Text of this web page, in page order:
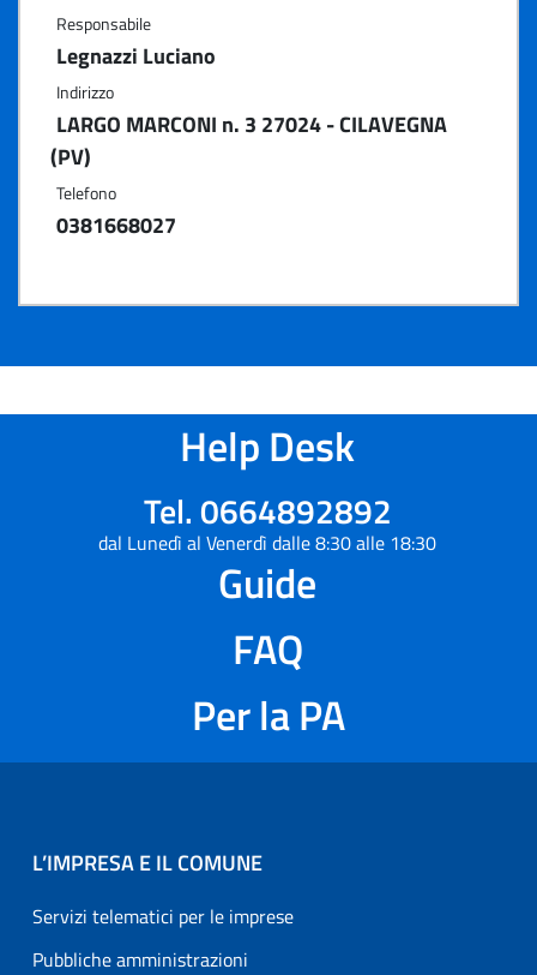
Responsabile
Legnazzi Luciano
Indirizzo
LARGO MARCONI n. 3 27024 - CILAVEGNA
(PV)
Telefono
0381668027
Help Desk
Tel. 0664892892
dal Lunedì al Venerdì dalle 8:30 alle 18:30
Guide
FAQ
Per la PA
L’IMPRESA E IL COMUNE
Servizi telematici per le imprese
Pubbliche amministrazioni